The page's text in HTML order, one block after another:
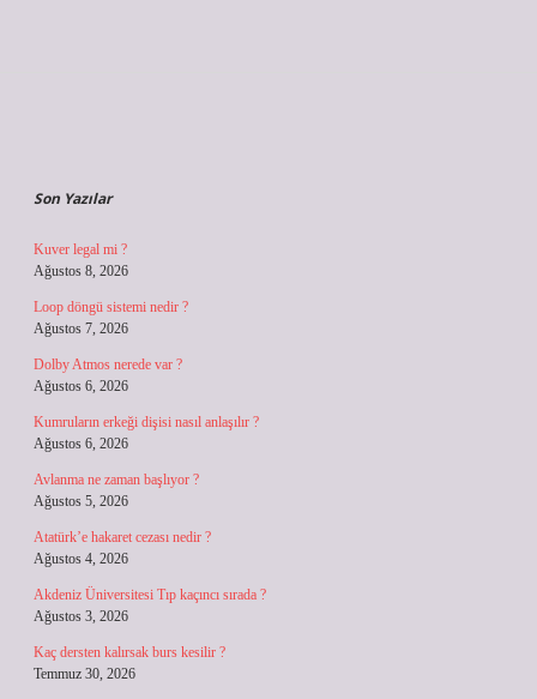
Son Yazılar
Kuver legal mi ?
Ağustos 8, 2026
Loop döngü sistemi nedir ?
Ağustos 7, 2026
Dolby Atmos nerede var ?
Ağustos 6, 2026
Kumruların erkeği dişisi nasıl anlaşılır ?
Ağustos 6, 2026
Avlanma ne zaman başlıyor ?
Ağustos 5, 2026
Atatürk’e hakaret cezası nedir ?
Ağustos 4, 2026
Akdeniz Üniversitesi Tıp kaçıncı sırada ?
Ağustos 3, 2026
Kaç dersten kalırsak burs kesilir ?
Temmuz 30, 2026